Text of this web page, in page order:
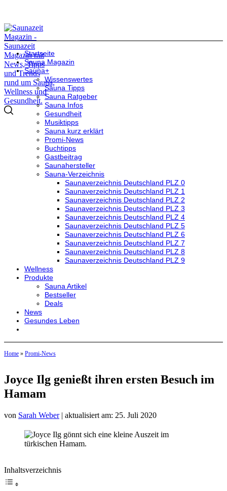
Startseite
Sauna Magazin
Sauna+
Wissenswertes
Sauna Tipps
Sauna Ratgeber
Sauna Infos
Gesundheit
Musiktipps
Sauna kurz erklärt
Promi-News
Buchtipps
Gastbeitrag
Saunahersteller
Sauna-Verzeichnis
Saunaverzeichnis Deutschland PLZ 0
Saunaverzeichnis Deutschland PLZ 1
Saunaverzeichnis Deutschland PLZ 2
Saunaverzeichnis Deutschland PLZ 3
Saunaverzeichnis Deutschland PLZ 4
Saunaverzeichnis Deutschland PLZ 5
Saunaverzeichnis Deutschland PLZ 6
Saunaverzeichnis Deutschland PLZ 7
Saunaverzeichnis Deutschland PLZ 8
Saunaverzeichnis Deutschland PLZ 9
Wellness
Produkte
Sauna Artikel
Bestseller
Deals
News
Gesundes Leben
Home » Promi-News
Joyce Ilg genießt ihren ersten Besuch im
Hamam
von Sarah Weber | aktualisiert am: 25. Juli 2020
Inhaltsverzeichnis